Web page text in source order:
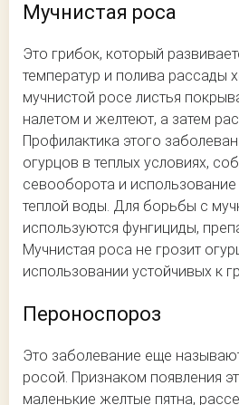
Мучнистая роса
Это грибок, который
температур и полива рассады
мучнистой росе листья
налетом и желтеют, а затем
Профилактика этого
огурцов в теплых условиях,
севооборота и использование
теплой воды. Для борьбы с
используются фунгициды,
Мучнистая роса не грозит
использовании устойчивых к
Пероноспороз
Это заболевание еще
росой. Признаком появления
маленькие желтые пятна,